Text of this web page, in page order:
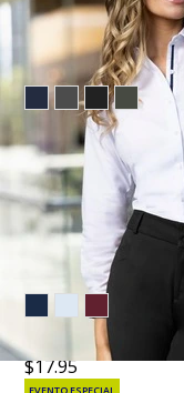
Pantalón casual
manhattan
$49.95
TU TERCERA PRENDA GRATIS
VISTA RAPIDA
Camiseta cuello
$17.95